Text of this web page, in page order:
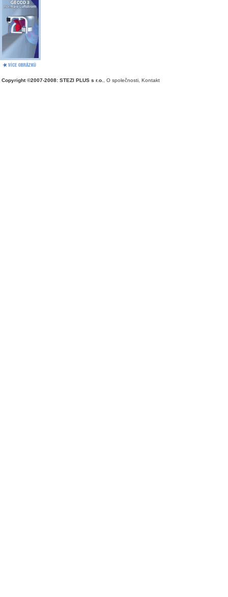
Copyright ©2007-2008: STEZI PLUS s r.o. O společnosti Kontakt